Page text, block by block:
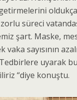
zorlu süreci
şart. Maske,
sayısının
uyarak
“diye konuştu.